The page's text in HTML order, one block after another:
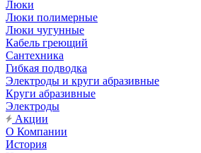
Люки
Люки полимерные
Люки чугунные
Кабель греющий
Сантехника
Гибкая подводка
Электроды и круги абразивные
Круги абразивные
Электроды
Акции
О Компании
История